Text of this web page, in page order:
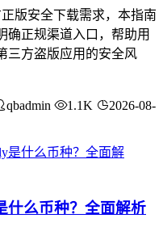
版安全下载需求，本指南
确正规渠道入口，帮助用
三方盗版应用的安全风
qbadmin 1.1K
2026-08-
什么币种？全面解析